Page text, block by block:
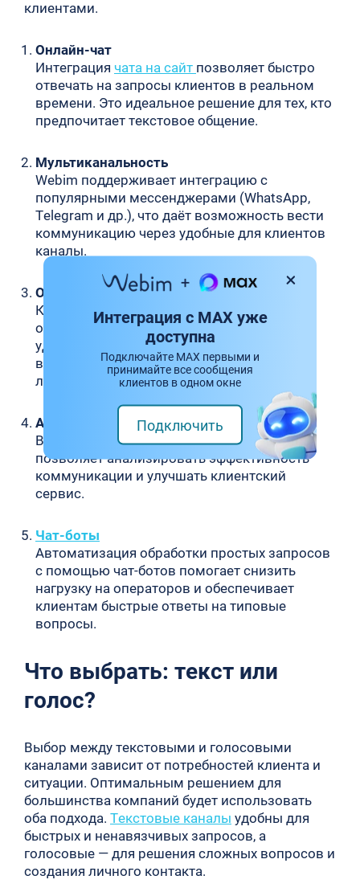
клиентами.
Онлайн-чат
Интеграция чата на сайт позволяет быстро
отвечать на запросы клиентов в реальном
времени. Это идеальное решение для тех, кто
предпочитает текстовое общение.
Мультиканальность
Webim поддерживает интеграцию с
популярными мессенджерами (WhatsApp,
Telegram и др.), что даёт возможность вести
коммуникацию через удобные для клиентов
каналы.
Обратные звонки
Клиенты могут оставить запрос на сайте, и
оператор свяжется с ними по телефону в
удобное время. Это упрощает голосовое
взаимодействие и не требует ожидания на
линии.
Аналитика и отчёты
Все взаимодействия фиксируются, что
позволяет анализировать эффективность
коммуникации и улучшать клиентский
сервис.
Чат-боты
Автоматизация обработки простых запросов
с помощью чат-ботов помогает снизить
нагрузку на операторов и обеспечивает
клиентам быстрые ответы на типовые
вопросы.
Что выбрать: текст или
голос?
Выбор между текстовыми и голосовыми
каналами зависит от потребностей клиента и
ситуации. Оптимальным решением для
большинства компаний будет использовать
оба подхода. Текстовые каналы удобны для
быстрых и ненавязчивых запросов, а
голосовые — для решения сложных вопросов и
создания личного контакта.
Интеграция с MAX уже
доступна
Подключайте MAX первыми и
принимайте все сообщения
клиентов в одном окне
Подключить